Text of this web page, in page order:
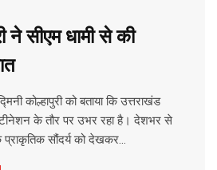
ने सीएम धामी से की
कोल्हापुरी को बताया कि उत्तराखंड
के तौर पर उभर रहा है। देशभर से
प्राकृतिक सौंदर्य को देखकर…